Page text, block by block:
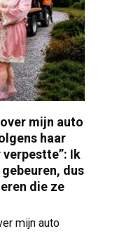
mijn auto
haar
Ik
dus
die ze
mijn auto